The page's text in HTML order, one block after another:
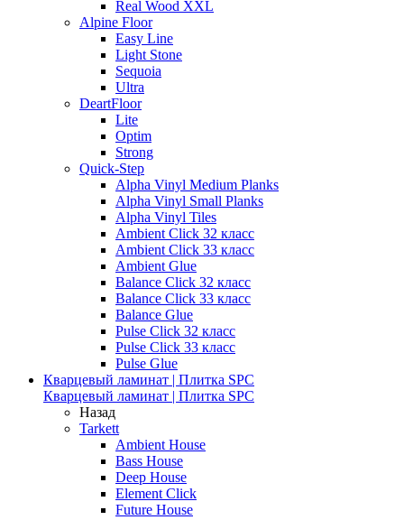
Real Wood XXL
Alpine Floor
Easy Line
Light Stone
Sequoia
Ultra
DeartFloor
Lite
Optim
Strong
Quick-Step
Alpha Vinyl Medium Planks
Alpha Vinyl Small Planks
Alpha Vinyl Tiles
Ambient Click 32 класс
Ambient Click 33 класс
Ambient Glue
Balance Click 32 класс
Balance Click 33 класс
Balance Glue
Pulse Click 32 класс
Pulse Click 33 класс
Pulse Glue
Кварцевый ламинат | Плитка SPC
Кварцевый ламинат | Плитка SPC
Назад
Tarkett
Ambient House
Bass House
Deep House
Element Click
Future House